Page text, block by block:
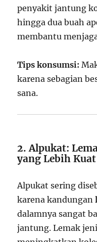
penyakit jantung
hingga dua buah
membantu
Tips konsumsi:
karena sebagian
sana.
2. Alpukat:
yang Lebih Kuat
Alpukat sering
karena kandungan
dalamnya sangat
jantung. Lemak